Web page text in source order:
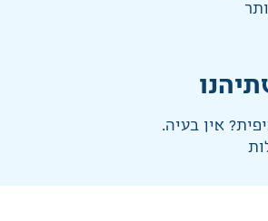
אין בעיה.